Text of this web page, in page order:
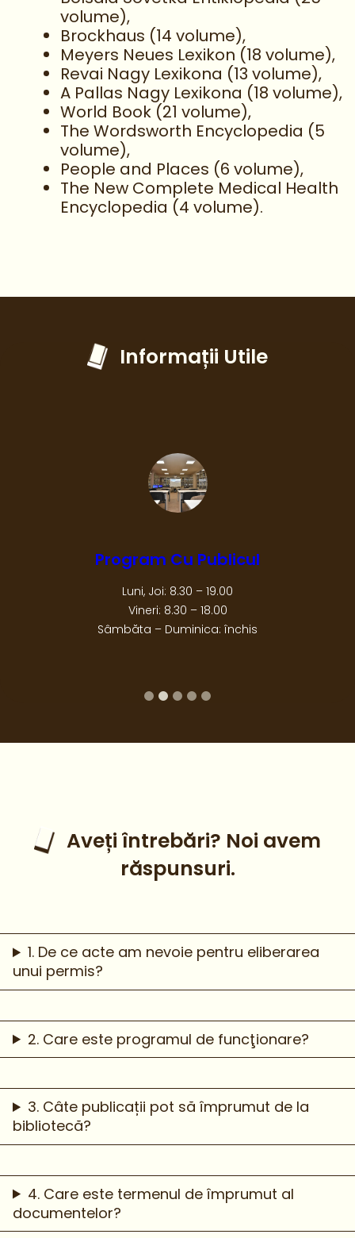
volume),
Brockhaus (14 volume),
Meyers Neues Lexikon (18 volume),
Revai Nagy Lexikona (13 volume),
A Pallas Nagy Lexikona (18 volume),
World Book (21 volume),
The Wordsworth Encyclopedia (5
volume),
People and Places (6 volume),
The New Complete Medical Health
Encyclopedia (4 volume).
Informații Utile
Program Cu Publicul
Luni, Joi: 8.30 – 19.00
Vineri: 8.30 – 18.00
Sâmbăta – Duminica: închis
Aveți întrebări? Noi avem
răspunsuri.
1. De ce acte am nevoie pentru eliberarea
unui permis?
2. Care este programul de funcţionare?
3. Câte publicații pot să împrumut de la
bibliotecă?
4. Care este termenul de împrumut al
documentelor?